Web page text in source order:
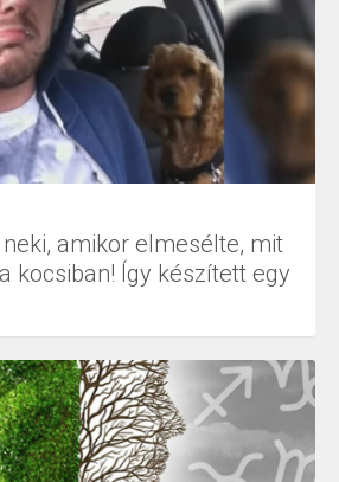
amikor elmesélte, mit
kocsiban! Így készített egy